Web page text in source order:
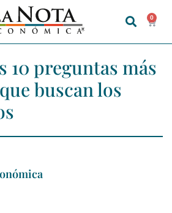
0
10 preguntas más
buscan los